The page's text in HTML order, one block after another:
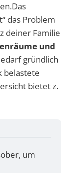
das Problem
deiner Familie
und
gründlich
belastete
bietet z.
um